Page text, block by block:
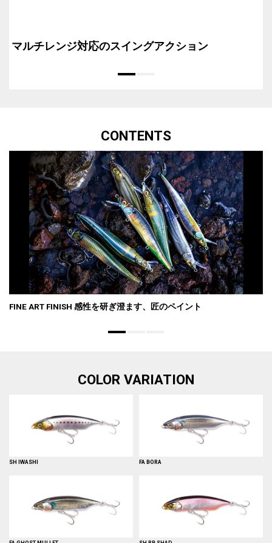
マルチレンジ対応のスイングアクション
CONTENTS
FINE ART FINISH 感性を研ぎ澄ます、匠のペイント
COLOR VARIATION
SH IWASHI FA BORA